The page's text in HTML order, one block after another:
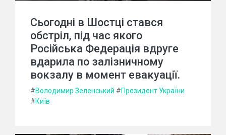
Сьогодні в Шостці стався
обстріл, під час якого
Російська Федерація вдруге
вдарила по залізничному
вокзалу в момент евакуації.
#Володимир Зеленський #Президент України
#Київ